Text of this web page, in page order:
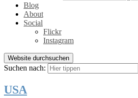
Blog
About
Social
Flickr
Instagram
Website durchsuchen
Suchen nach:
USA